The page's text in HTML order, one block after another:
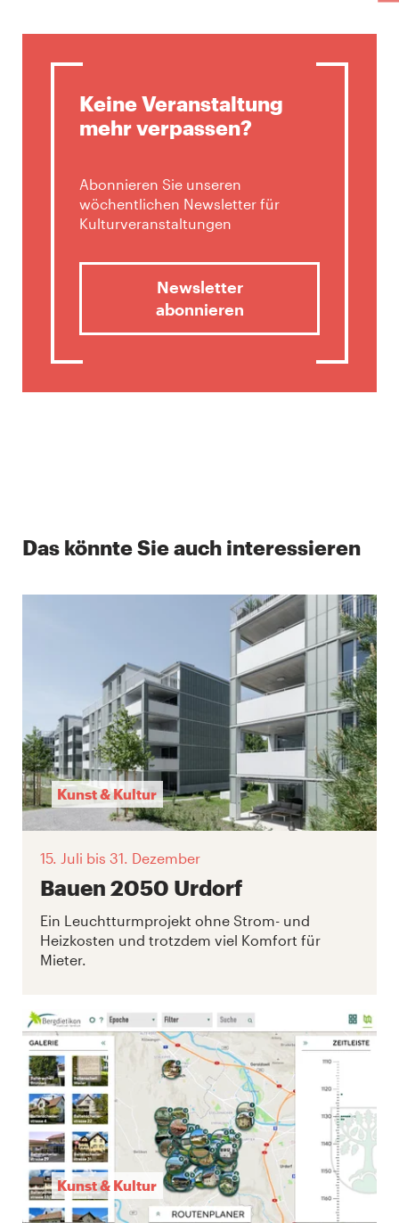
Keine Veranstaltung
mehr verpassen?
Abonnieren Sie unseren
wöchentlichen Newsletter für
Kulturveranstaltungen
Newsletter
abonnieren
Das könnte Sie auch interessieren
Kunst & Kultur
15. Juli bis 31. Dezember
Bauen 2050 Urdorf
Ein Leuchtturmprojekt ohne Strom- und
Heizkosten und trotzdem viel Komfort für
Mieter.
Kunst & Kultur